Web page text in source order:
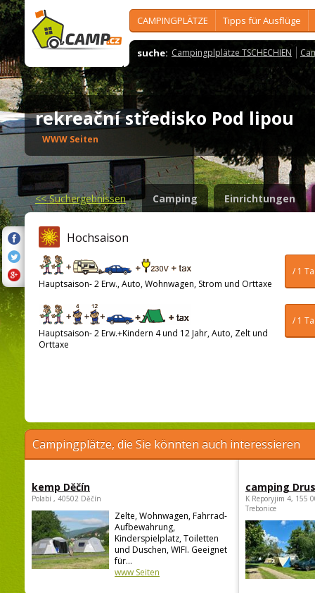
CAMPINGPLÄTZE Tipps für Ausflüge
suche: Campingplplätze TSCHECHIEN
rekreační středisko Pod lipou
WWW Seiten
<<Suchergebnissen Camping Einrichtungen
Hochsaison
/ 1
Hauptsaison- 2 Erw., Auto, Wohnwagen, Strom und Orttaxe
/ 1
Hauptsaison- 2 Erw.+Kindern 4 und 12 Jahr, Auto, Zelt und
Orttaxe
Campingplätze, die Sie könnten auch interessieren
kemp Děčín
Polabí , 40502 Děčín
Zelte, Wohnwagen, Fahrrad-
Aufbewahrung,
Kinderspielplatz, Toiletten
und Duschen, WIFI. Geeignet
für...
www Seiten
camping
K Reporyjim 4, 155
Trebonice